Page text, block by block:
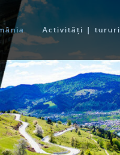
Activități | tururi